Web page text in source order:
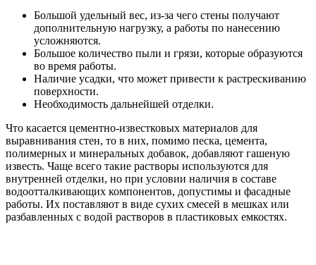
Большой удельный вес, из-за чего стены получают
дополнительную нагрузку, а работы по нанесению
усложняются.
Большое количество пыли и грязи, которые образуются
во время работы.
Наличие усадки, что может привести к растрескиванию
поверхности.
Необходимость дальнейшей отделки.
Что касается цементно-известковых материалов для
выравнивания стен, то в них, помимо песка, цемента,
полимерных и минеральных добавок, добавляют гашеную
известь. Чаще всего такие растворы используются для
внутренней отделки, но при условии наличия в составе
водоотталкивающих компонентов, допустимы и фасадные
работы. Их поставляют в виде сухих смесей в мешках или
разбавленных с водой растворов в пластиковых емкостях.